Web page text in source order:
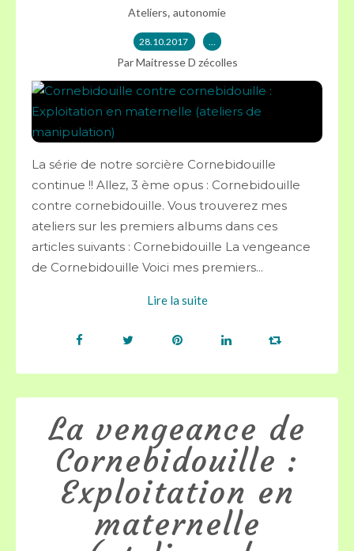
Ateliers, autonomie
28.10.2017 …
Par Maitresse D zécolles
La série de notre sorcière Cornebidouille
continue !! Allez, 3 ème opus : Cornebidouille
contre cornebidouille. Vous trouverez mes
ateliers sur les premiers albums dans ces
articles suivants : Cornebidouille La vengeance
de Cornebidouille Voici mes premiers...
Lire la suite
La vengeance de
Cornebidouille :
Exploitation en
maternelle